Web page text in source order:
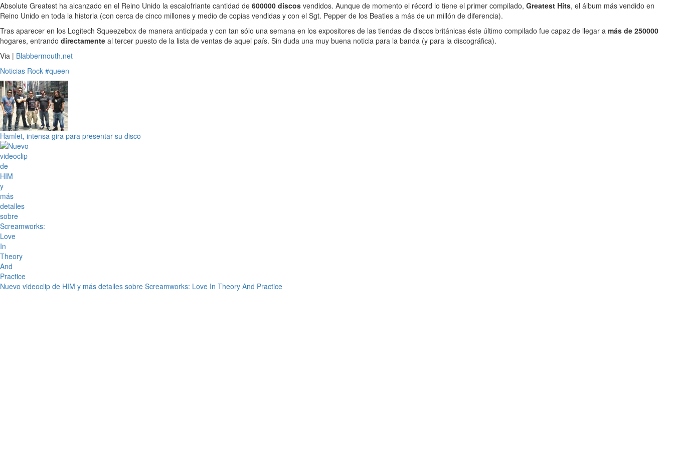
Absolute Greatest ha alcanzado en el Reino Unido la escalofriante cantidad de 600000 discos vendidos. Aunque de momento el récord lo tiene el primer compilado, Greatest Hits, el álbum más vendido en
Reino Unido en toda la historia (con cerca de cinco millones y medio de copias vendidas y con el Sgt. Pepper de los Beatles a más de un millón de diferencia).
Tras aparecer en los Logitech Squeezebox de manera anticipada y con tan sólo una semana en los expositores de las tiendas de discos británicas éste último compilado fue capaz de llegar a más de 250000
hogares, entrando directamente al tercer puesto de la lista de ventas de aquel país. Sin duda una muy buena noticia para la banda (y para la discográfica).
Via | Blabbermouth.net
Noticias Rock #queen
Hamlet, intensa gira para presentar su disco
Nuevo videoclip de HIM y más detalles sobre Screamworks: Love In Theory And Practice